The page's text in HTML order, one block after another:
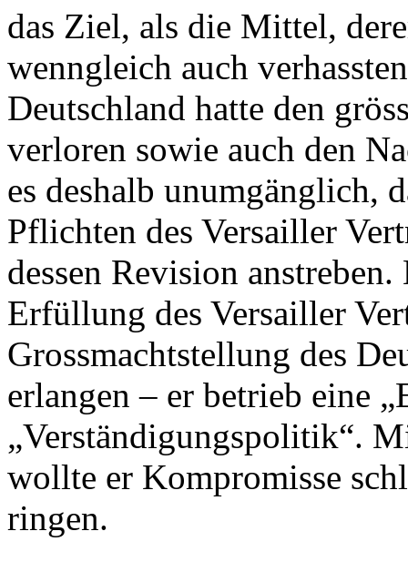
das Ziel, als die Mittel,
wenngleich auch
Deutschland hatte den
verloren sowie auch den
es deshalb unumgänglich,
Pflichten des Versailler
dessen Revision
Erfüllung des Versailler
Grossmachtstellung des
erlangen – er betrieb eine
„Verständigungspolitik“.
wollte er Kompromisse
ringen.